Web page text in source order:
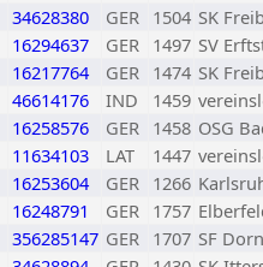
34628380 GER 1504 SK
16294637 GER 1497 SV
16217764 GER 1474 SK
46614176 IND 1459
16258576 GER 1458 OSG
11634103 LAT 1447
16253604 GER 1266
16248791 GER 1757
356285147 GER 1707 SF